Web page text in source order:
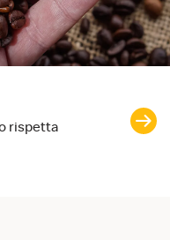
rispetta